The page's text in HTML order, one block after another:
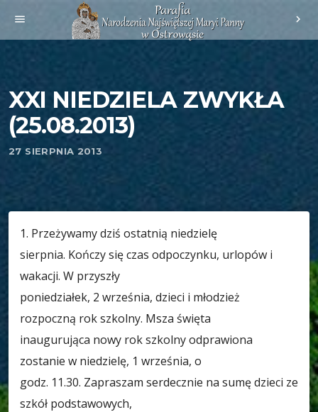
menu chevron_right
XXI NIEDZIELA ZWYKŁA
(25.08.2013)
27 SIERPNIA 2013
1. Przeżywamy dziś ostatnią niedzielę
sierpnia. Kończy się czas odpoczynku, urlopów i
wakacji. W przyszły
poniedziałek, 2 września, dzieci i młodzież
rozpoczną rok szkolny. Msza święta
inaugurująca nowy rok szkolny odprawiona
zostanie w niedzielę, 1 września, o
godz. 11.30. Zapraszam serdecznie na sumę dzieci ze
szkół podstawowych,